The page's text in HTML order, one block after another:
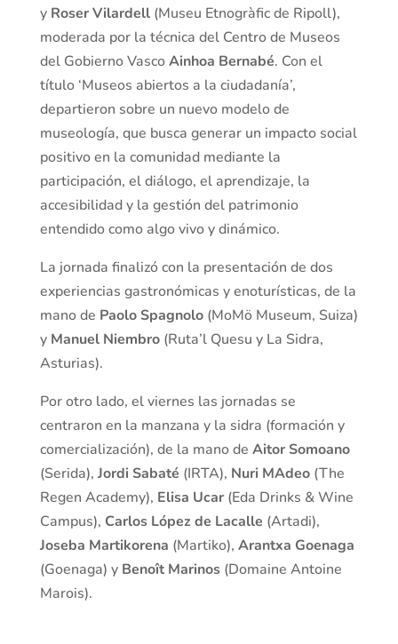
y Roser Vilardell (Museu Etnogràfic de Ripoll),
moderada por la técnica del Centro de Museos
del Gobierno VascoAinhoa Bernabé. Con el
título ‘Museos abiertos a la ciudadanía’,
departieron sobre un nuevo modelo de
museología, que busca generar un impacto social
positivo en la comunidad mediante la
participación, el diálogo, el aprendizaje, la
accesibilidad y la gestión del patrimonio
entendido como algo vivo y dinámico.
La jornada finalizó con la presentación de dos
experiencias gastronómicas y enoturísticas, de la
mano de Paolo Spagnolo(MoMö Museum, Suiza)
y Manuel Niembro(Ruta’l Quesu y La Sidra,
Asturias).
Por otro lado, el viernes las jornadas se
centraron en la manzana y la sidra (formación y
comercialización), de la mano de Aitor Somoano
(Serida), Jordi Sabaté (IRTA), Nuri MAdeo(The
Regen Academy), Elisa Ucar(Eda Drinks & Wine
Campus), Carlos López de Lacalle (Artadi),
Joseba Martikorena (Martiko), Arantxa Goenaga
(Goenaga) y Benoît Marinos(Domaine Antoine
Marois).